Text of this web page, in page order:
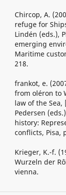
Chircop, A.
refuge for
Lindén (eds.),
emerging
Maritime
218.
frankot, e.
from oléron to
law of the
Pedersen
history:
conflicts, Pisa,
Krieger, K.-f.
Wurzeln der
vienna.